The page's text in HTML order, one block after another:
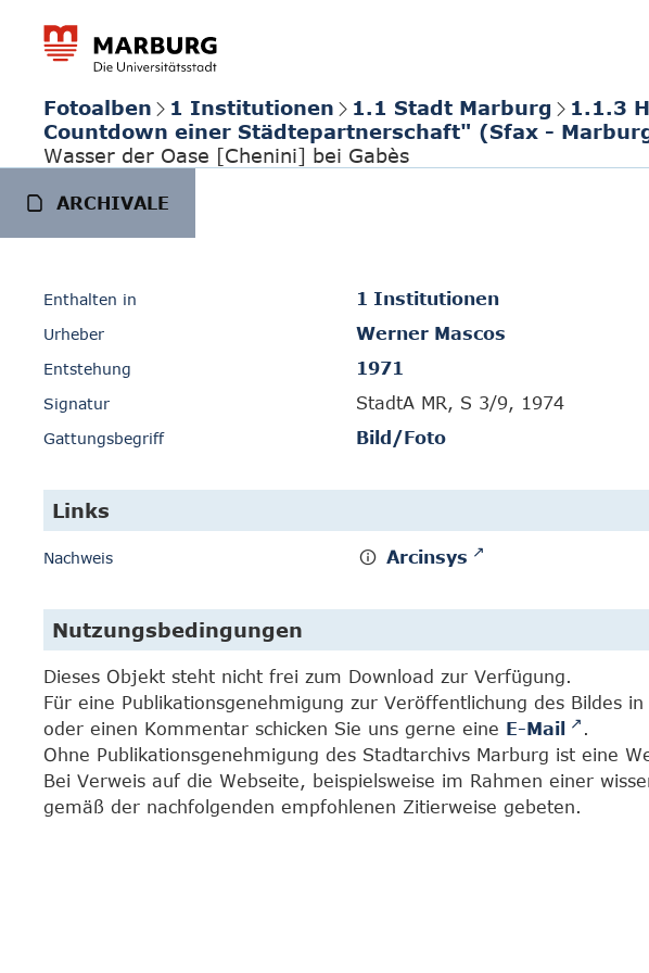
Fotoalben 1 Institutionen 1.1 Stadt Marburg 1.1.3
Countdown einer Städtepartnerschaft" (Sfax -
Wasser der Oase [Chenini] bei Gabès
ARCHIVALE
Enthalten in 1 Institutionen
Urheber Werner Mascos
Entstehung 1971
Signatur StadtA MR, S 3/9, 1974
Gattungsbegriff Bild/Foto
Links
Nachweis Arcinsys
Nutzungsbedingungen
Dieses Objekt steht nicht frei zum Download zur Verfügung.
Für eine Publikationsgenehmigung zur Veröffentlichung des Bildes
oder einen Kommentar schicken Sie uns gerne eine E-Mail
.
Ohne Publikationsgenehmigung des Stadtarchivs Marburg ist eine
Bei Verweis auf die Webseite, beispielsweise im Rahmen einer
gemäß der nachfolgenden empfohlenen Zitierweise gebeten.